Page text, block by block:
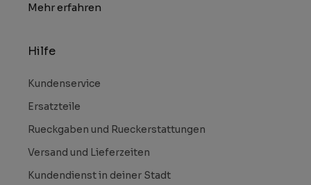
Mehr erfahren
Hilfe
Kundenservice
Ersatzteile
Rueckgaben und Rueckerstattungen
Versand und Lieferzeiten
Kundendienst in deiner Stadt